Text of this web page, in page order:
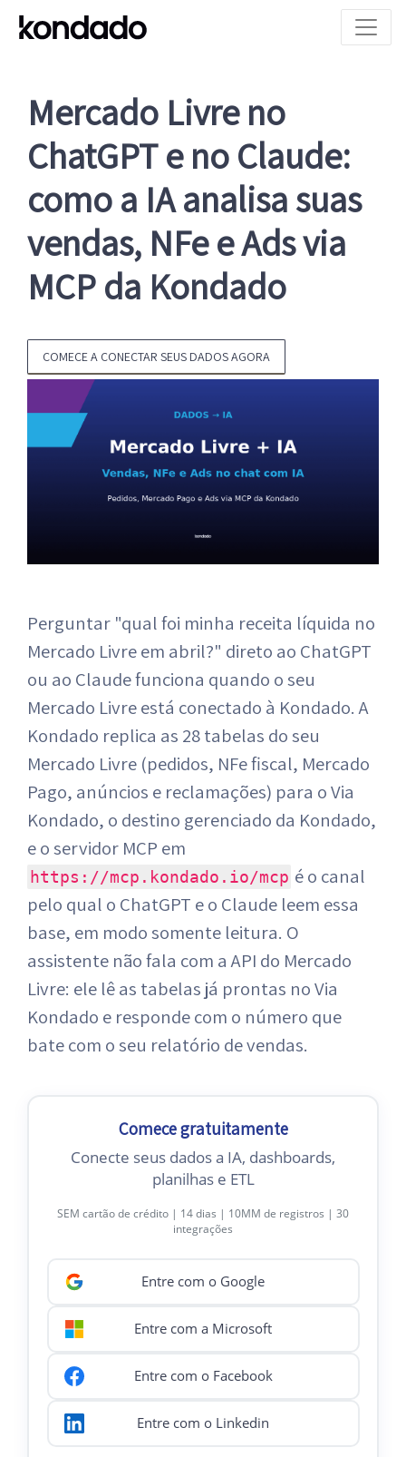
Mercado Livre no
ChatGPT e no Claude:
como a IA analisa suas
vendas, NFe e Ads via
MCP da Kondado
COMECE A CONECTAR SEUS DADOS AGORA
Perguntar "qual foi minha receita líquida no
Mercado Livre em abril?" direto ao ChatGPT
ou ao Claude funciona quando o seu
Mercado Livre está conectado à Kondado. A
Kondado replica as 28 tabelas do seu
Mercado Livre (pedidos, NFe fiscal, Mercado
Pago, anúncios e reclamações) para o Via
Kondado, o destino gerenciado da Kondado,
e o servidor MCP em
https://mcp.kondado.io/mcp é o canal
pelo qual o ChatGPT e o Claude leem essa
base, em modo somente leitura. O
assistente não fala com a API do Mercado
Livre: ele lê as tabelas já prontas no Via
Kondado e responde com o número que
bate com o seu relatório de vendas.
Comece gratuitamente
Conecte seus dados a IA, dashboards,
planilhas e ETL
SEM cartão de crédito | 14 dias | 10MM de registros | 30
integrações
Entre com o Google
Entre com a Microsoft
Entre com o Facebook
Entre com o Linkedin